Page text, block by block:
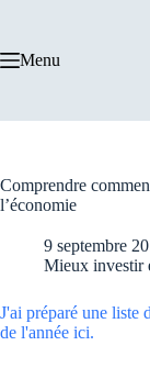
Menu
Comprendre
l’économie
9 septembre
Mieux investir
J'ai préparé une liste
de l'année ici.